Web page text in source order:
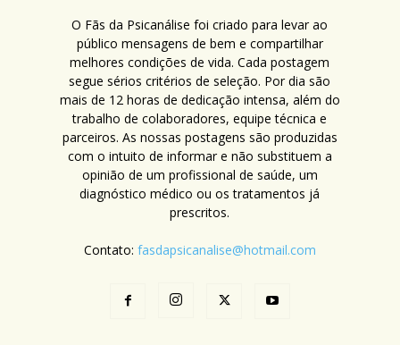
O Fãs da Psicanálise foi criado para levar ao
público mensagens de bem e compartilhar
melhores condições de vida. Cada postagem
segue sérios critérios de seleção. Por dia são
mais de 12 horas de dedicação intensa, além do
trabalho de colaboradores, equipe técnica e
parceiros. As nossas postagens são produzidas
com o intuito de informar e não substituem a
opinião de um profissional de saúde, um
diagnóstico médico ou os tratamentos já
prescritos.
Contato: fasdapsicanalise@hotmail.com